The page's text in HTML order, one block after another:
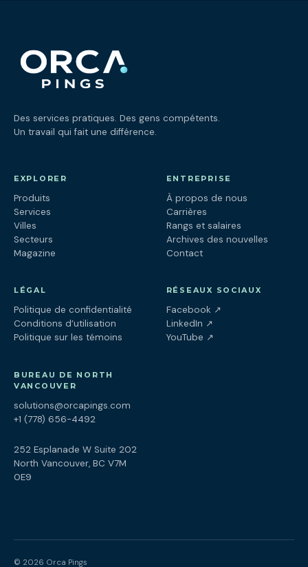
Des services pratiques. Des gens compétents.
Un travail qui fait une différence.
EXPLORER
Produits
Services
Villes
Secteurs
Magazine
ENTREPRISE
À propos de nous
Carrières
Rangs et salaires
Archives des nouvelles
Contact
LÉGAL
Politique de confidentialité
Conditions d’utilisation
Politique sur les témoins
RÉSEAUX SOCIAUX
Facebook ↗(ouvre dans un
LinkedIn ↗(ouvre dans un
YouTube ↗(ouvre dans un
BUREAU DE NORTH
VANCOUVER
solutions@orcapings.com
+1 (778) 656-4492
252 Esplanade W Suite 202
North Vancouver, BC V7M
0E9
© 2026 Orca Pings